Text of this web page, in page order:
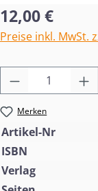
Regulärer Preis:
12,00 €
Preise inkl. MwSt.
Produkt
Merken
Artikel-Nr
ISBN
Verlag